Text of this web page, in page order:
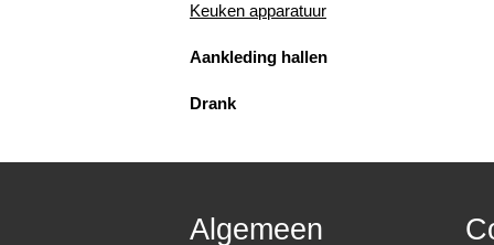
Keuken apparatuur
Aankleding hallen
Drank
Algemeen